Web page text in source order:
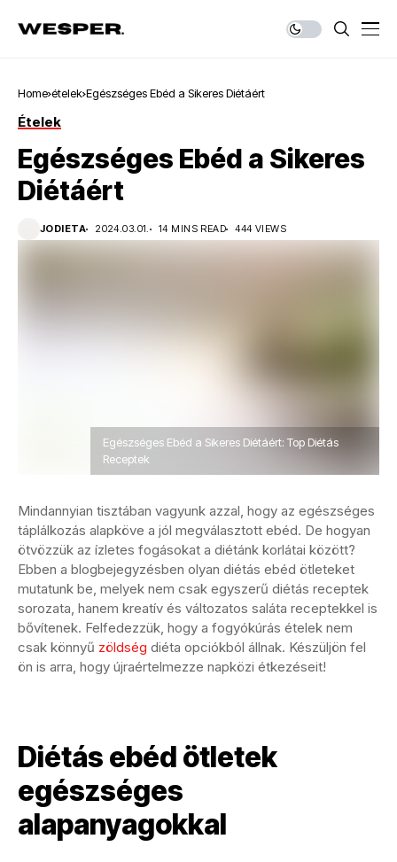
Home ételek Egészséges Ebéd a Sikeres Diétáért
Ételek
Egészséges Ebéd a Sikeres
Diétáért
JODIETA 2024.03.01. 14 MINS READ 444 VIEWS
Egészséges Ebéd a Sikeres Diétáért: Top Diétás
Receptek
Mindannyian tisztában vagyunk azzal, hogy az egészséges
táplálkozás alapköve a jól megválasztott ebéd. De hogyan
ötvözzük az ízletes fogásokat a diétánk korlátai között?
Ebben a blogbejegyzésben olyan diétás ebéd ötleteket
mutatunk be, melyek nem csak egyszerű diétás receptek
sorozata, hanem kreatív és változatos saláta receptekkel is
bővítenek. Felfedezzük, hogy a fogyókúrás ételek nem
csak könnyű zöldség diéta opciókból állnak. Készüljön fel
ön is arra, hogy újraértelmezze napközi étkezéseit!
Diétás ebéd ötletek
egészséges
alapanyagokkal